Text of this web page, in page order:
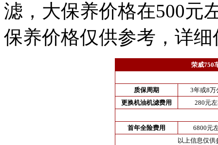
滤，大保养价格在500元
保养价格仅供参考，详
荣威750
质保周期
3年或8万
更换机油机滤费用
280元
首年全险费用
6800元
以上信息仅